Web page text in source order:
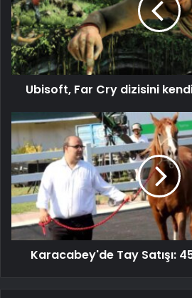
Ubisoft, Far Cry dizisini kendi
Karacabey'de Tay Satışı: